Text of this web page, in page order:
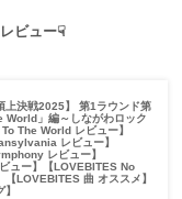
ビュー☟
上決戦2025】 第1ラウンド第
」編～しながわロック
The World レビュー】
レビュー】
レビュー】
ュー】【LOVEBITES No
LOVEBITES 曲 オススメ】